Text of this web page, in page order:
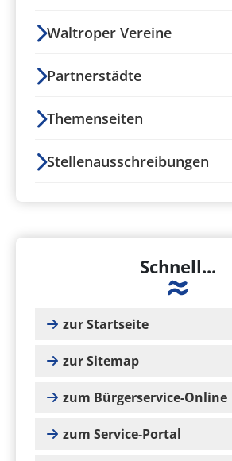
Waltroper Vereine
Partnerstädte
Themenseiten
Stellenausschreibungen
Schnell...
zur Startseite
zur Sitemap
zum Bürgerservice-Online
zum Service-Portal